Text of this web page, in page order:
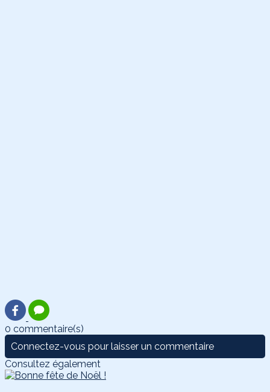
0 commentaire(s)
Connectez-vous pour laisser un commentaire
Consultez également